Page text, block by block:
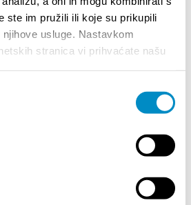
ste im pružili ili koje su prikupili
usluge. Nastavkom
stranica vi prihvaćate našu